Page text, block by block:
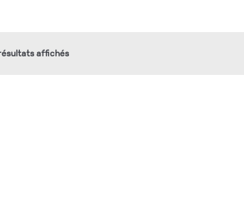
affichés